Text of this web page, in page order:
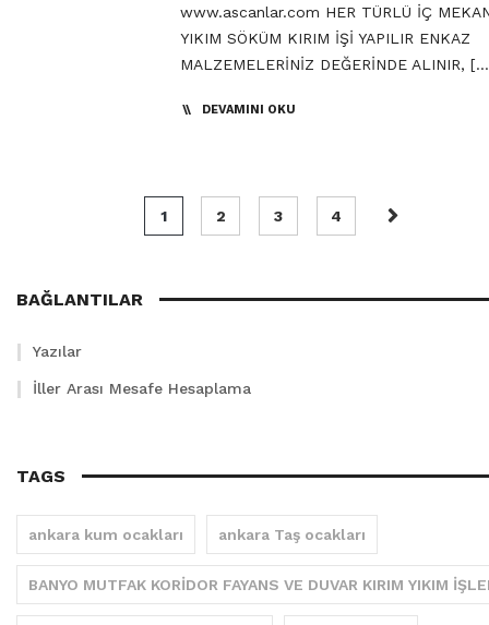
www.ascanlar.com HER TÜRLÜ İÇ
YIKIM SÖKÜM KIRIM İŞİ YAPILIR ENKAZ
MALZEMELERİNİZ DEĞERİNDE ALINIR,
DEVAMINI OKU
1 2 3 4
BAĞLANTILAR
Yazılar
İller Arası Mesafe Hesaplama
TAGS
ankara kum ocakları ankara Taş ocakları
BANYO MUTFAK KORİDOR FAYANS VE DUVAR KIRIM YIKIM